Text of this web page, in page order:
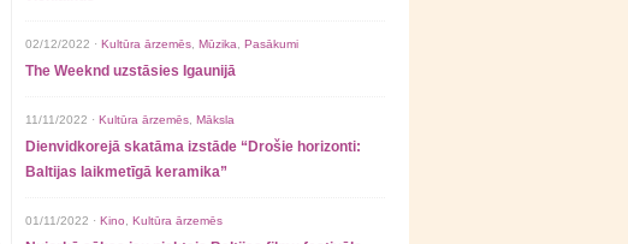
02/12/2022 · Kultūra ārzemēs Mūzika Pasākumi
The Weeknd uzstāsies Igaunijā
11/11/2022 · Kultūra ārzemēs Māksla
Dienvidkorejā skatāma izstāde “Drošie horizonti:
Baltijas laikmetīgā keramika”
01/11/2022 · Kino Kultūra ārzemēs